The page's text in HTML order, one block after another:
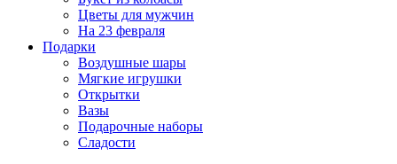
Цветы для мужчин
На 23 февраля
Подарки
Воздушные шары
Мягкие игрушки
Открытки
Вазы
Подарочные наборы
Сладости